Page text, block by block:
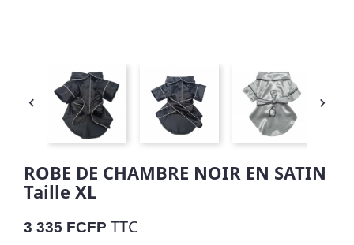
 
ROBE DE CHAMBRE NOIR EN SATIN
Taille XL
3 335 FCFP TTC